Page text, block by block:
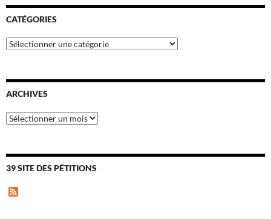
CATÉGORIES
Catégories
ARCHIVES
Archives
39 SITE DES PÉTITIONS